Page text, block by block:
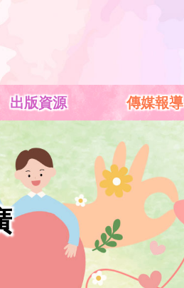
出版資源 傳媒報導